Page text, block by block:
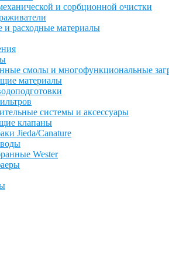
и сорбционной очистки
расходные материалы
смолы и многофункциональные
материалы
системы и аксессуары
клапаны
Jieda/Canature
Wester